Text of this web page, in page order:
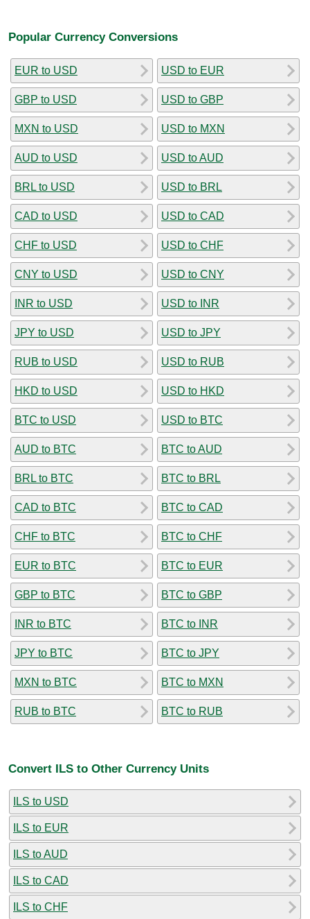
Popular Currency Conversions
EUR to USD
GBP to USD
MXN to USD
AUD to USD
BRL to USD
CAD to USD
CHF to USD
CNY to USD
INR to USD
JPY to USD
RUB to USD
HKD to USD
BTC to USD
AUD to BTC
BRL to BTC
CAD to BTC
CHF to BTC
EUR to BTC
GBP to BTC
INR to BTC
JPY to BTC
MXN to BTC
RUB to BTC
USD to EUR
USD to GBP
USD to MXN
USD to AUD
USD to BRL
USD to CAD
USD to CHF
USD to CNY
USD to INR
USD to JPY
USD to RUB
USD to HKD
USD to BTC
BTC to AUD
BTC to BRL
BTC to CAD
BTC to CHF
BTC to EUR
BTC to GBP
BTC to INR
BTC to JPY
BTC to MXN
BTC to RUB
Convert ILS to Other Currency Units
ILS to USD
ILS to EUR
ILS to AUD
ILS to CAD
ILS to CHF